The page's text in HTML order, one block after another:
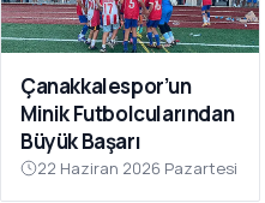
Çanakkalespor’un
Minik Futbolcularından
Büyük Başarı
22 Haziran 2026 Pazartesi